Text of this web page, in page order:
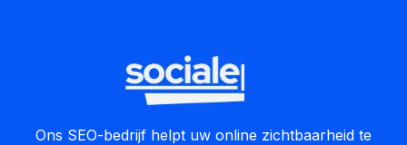
Ons SEO-bedrijf helpt uw online zichtbaarheid te